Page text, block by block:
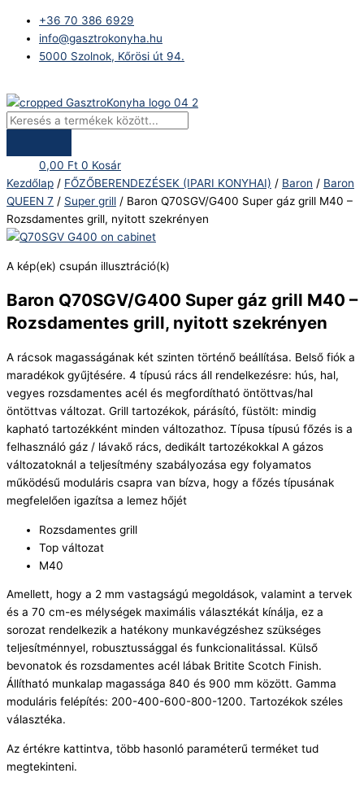
content
+36 70 386 6929
info@gasztrokonyha.hu
5000 Szolnok, Kőrösi út 94.
search
0,00 Ft 0 Kosár
Kezdőlap / FŐZŐBERENDEZÉSEK (IPARI KONYHAI) / Baron / Baron
QUEEN 7 / Super grill / Baron Q70SGV/G400 Super gáz grill M40 –
Rozsdamentes grill, nyitott szekrényen
A kép(ek) csupán illusztráció(k)
Baron Q70SGV/G400 Super gáz grill M40 –
Rozsdamentes grill, nyitott szekrényen
A rácsok magasságának két szinten történő beállítása. Belső fiók a
maradékok gyűjtésére. 4 típusú rács áll rendelkezésre: hús, hal,
vegyes rozsdamentes acél és megfordítható öntöttvas/hal
öntöttvas változat. Grill tartozékok, párásító, füstölt: mindig
kapható tartozékként minden változathoz. Típusa típusú főzés is a
felhasználó gáz / lávakő rács, dedikált tartozékokkal A gázos
változatoknál a teljesítmény szabályozása egy folyamatos
működésű moduláris csapra van bízva, hogy a főzés típusának
megfelelően igazítsa a lemez hőjét
Rozsdamentes grill
Top változat
M40
Amellett, hogy a 2 mm vastagságú megoldások, valamint a tervek
és a 70 cm-es mélységek maximális választékát kínálja, ez a
sorozat rendelkezik a hatékony munkavégzéshez szükséges
teljesítménnyel, robusztussággal és funkcionalitással. Külső
bevonatok és rozsdamentes acél lábak Britite Scotch Finish.
Állítható munkalap magassága 840 és 900 mm között. Gamma
moduláris felépítés: 200-400-600-800-1200. Tartozékok széles
választéka.
Az értékre kattintva, több hasonló paraméterű terméket tud
megtekinteni.
Q70SGV/G400
Super
gáz
M40
-
Rozsdamentes
nyitott
szekrényen
mennyiség